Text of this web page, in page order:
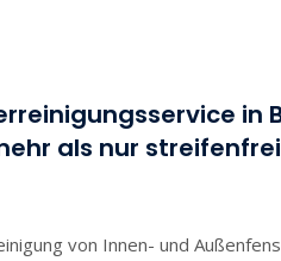
in
als nur
von Innen- und